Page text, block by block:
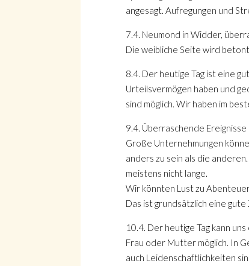
angesagt. Aufregungen und
7.4. Neumond in Widder,
Die weibliche Seite wird
8.4. Der heutige Tag ist eine
Urteilsvermögen haben und
sind möglich. Wir haben im
9.4. Überraschende
Große Unternehmungen
anders zu sein als die
meistens nicht lange.
Wir könnten Lust zu
Das ist grundsätzlich eine
10.4. Der heutige Tag kann
Frau oder Mutter möglich. In
auch Leidenschaftlichkeiten